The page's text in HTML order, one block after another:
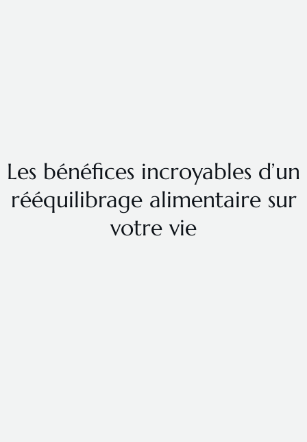
Les bénéfices incroyables d’un
rééquilibrage alimentaire sur
votre vie